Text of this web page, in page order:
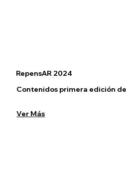
RepensAR 2024
Contenidos primera edición
Ver Más